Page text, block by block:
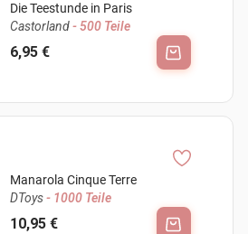
Die Teestunde in Paris
Castorland- 500 Teile
6,95 €
Manarola Cinque Terre
DToys- 1000 Teile
10,95 €